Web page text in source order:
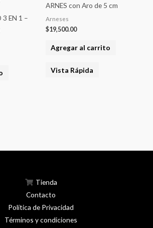
3 EN 1 –
ARNES con Aro de 5 cm
Arneses
$19,500.00
Agregar al carrito
Vista Rápida
Tienda
Contacto
Política de Privacidad
Términos y condiciones